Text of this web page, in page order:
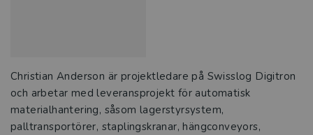
Christian Anderson är projektledare på Swisslog Digitron
och arbetar med leveransprojekt för automatisk
materialhantering, såsom lagerstyrsystem,
palltransportörer, staplingskranar, hängconveyors,